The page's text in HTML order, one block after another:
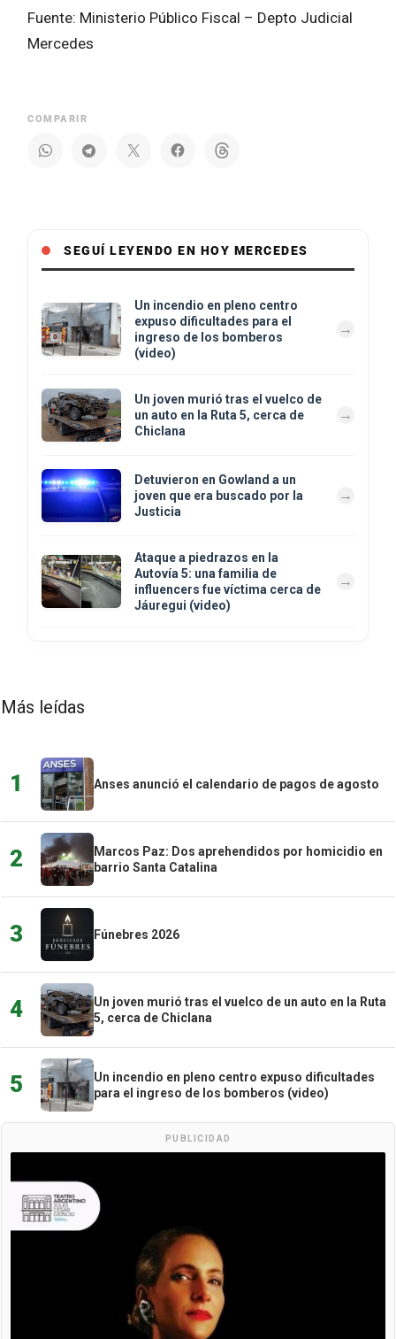
Fuente: Ministerio Público Fiscal – Depto Judicial
Mercedes
COMPARIR
SEGUÍ LEYENDO EN HOY MERCEDES
Un incendio en pleno centro
expuso dificultades para el
ingreso de los bomberos
(video)
Un joven murió tras el vuelco de
un auto en la Ruta 5, cerca de
Chiclana
Detuvieron en Gowland a un
joven que era buscado por la
Justicia
Ataque a piedrazos en la
Autovía 5: una familia de
influencers fue víctima cerca de
Jáuregui (video)
Más leídas
1 Anses anunció el calendario de pagos de agosto
2
Marcos Paz: Dos aprehendidos por homicidio en
barrio Santa Catalina
3 Fúnebres 2026
4
Un joven murió tras el vuelco de un auto en la Ruta
5, cerca de Chiclana
5
Un incendio en pleno centro expuso dificultades
para el ingreso de los bomberos (video)
PUBLICIDAD